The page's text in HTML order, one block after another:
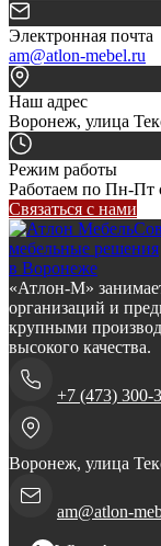
Электронная почта
am@atlon-mebel.ru
Наш адрес
Воронеж, улица
Режим работы
Работаем по Пн-Пт
Связаться с нами
мебельные решения
в Воронеже
«Атлон-М»
организаций и
крупными
высокого качества.
+7 (473) 300-
Воронеж, улица
am@atlon-